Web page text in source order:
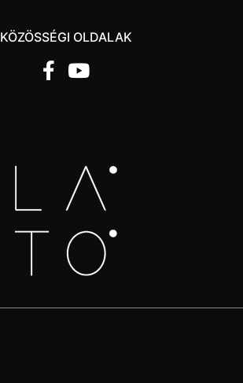
KÖZÖSSÉGI OLDALAK